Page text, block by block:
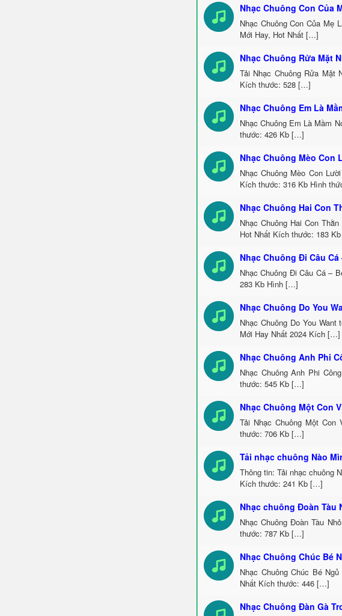
Nhạc Chuông Con Của
Nhạc Chuông Con Của Mẹ
Mới Hay, Hot Nhất […]
Nhạc Chuông Rửa Mặt
Tải Nhạc Chuông Rửa Mặt
Kích thước: 528 […]
Nhạc Chuông Em Là
Nhạc Chuông Em Là Mầm
thước: 426 Kb […]
Nhạc Chuông Mèo Con
Nhạc Chuông Mèo Con
Kích thước: 316 Kb Hình
Nhạc Chuông Hai Con
Nhạc Chuông Hai Con
Hot Nhất Kích thước: 183
Nhạc Chuông Đi Câu Cá
Nhạc Chuông Đi Câu Cá –
283 Kb Hình […]
Nhạc Chuông Do You
Nhạc Chuông Do You
Mới Hay Nhất 2024 Kích […]
Nhạc Chuông Anh Phi
Nhạc Chuông Anh Phi
thước: 545 Kb […]
Nhạc Chuông Một Con
Tải Nhạc Chuông Một
thước: 706 Kb […]
Tải nhạc chuông Nào
Thông tin: Tải nhạc chuông
Kích thước: 241 Kb […]
Nhạc chuông Đoàn Tàu
Nhạc Chuông Đoàn Tàu
thước: 787 Kb […]
Nhạc Chuông Chúc Bé
Nhạc Chuông Chúc Bé
Nhất Kích thước: 446 […]
Nhạc Chuông Đàn Gà